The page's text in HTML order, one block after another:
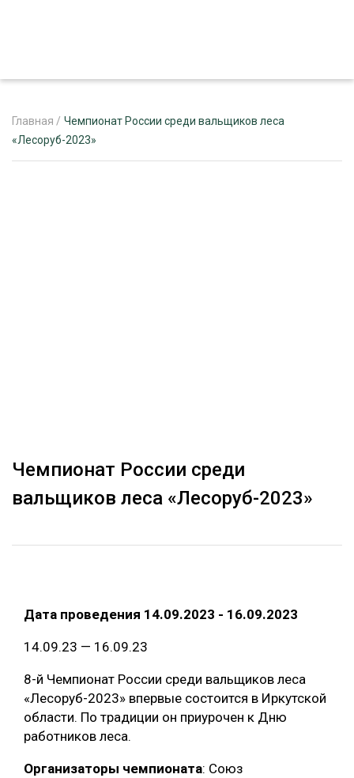
ЛЕСОВОССТАНОВЛЕНИЕ И ЗАЩИТА
ЦБП
ЛЕСОПИЛЕНИЕ
ДЕРЕВЯННОЕ ДОМОСТРОЕНИЕ
БЕЗОПАСНОЕ ПРОИЗВОДСТВО
СОРТИРОВКА ДРЕВЕСИНЫ
СУШКА ДРЕВЕСИНЫ
МЕБЕЛЬНОЕ ПРОИЗВОДСТВО
ПОДБОРКИ СТАТЕЙ
Главная / Чемпионат России среди вальщиков леса
«Лесоруб-2023»
Чемпионат России среди
вальщиков леса «Лесоруб-2023»
Дата проведения 14.09.2023 - 16.09.2023
14.09.23 — 16.09.23
8-й Чемпионат России среди вальщиков леса
«Лесоруб-2023» впервые состоится в Иркутской
области. По традиции он приурочен к Дню
работников леса.
Организаторы чемпионата: Союз